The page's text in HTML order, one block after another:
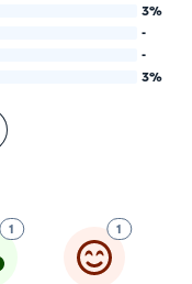
3%
-
-
3%
1 1